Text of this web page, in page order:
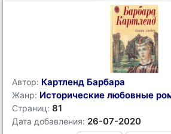
Автор: Картленд Барбара
Жанр: Исторические любовные
Страниц: 81
Дата добавления: 26-07-2020